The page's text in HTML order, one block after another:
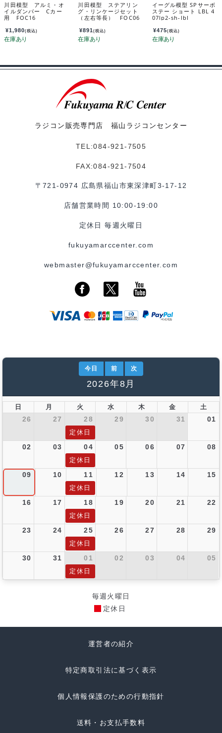
川田模型 アルミ・オ
イルダンパー Cカー
用 FOC16
¥1,980(税込)
川田模型 ステアリン
グ・リンケージセット
（左右等長） FOC06
¥891(税込)
イーグル模型 SPサーボ
ステー ショート LBL 4
07lp2-sh-lbl
¥475(税込)
ラジコン販売専門店 福山ラジコンセンター
TEL:084-921-7505
FAX:084-921-7504
〒721-0974 広島県福山市東深津町3-17-12
店舗営業時間 10:00-19:00
定休日 毎週火曜日
fukuyamarccenter.com
webmaster@fukuyamarccenter.com
今日 前 次
2026年8月
日 月 火 水 木 金 土
26 27 28 29 30 31 01
定休日
02 03 04 05 06 07 08
定休日
09 10 11 12 13 14 15
定休日
16 17 18 19 20 21 22
定休日
23 24 25 26 27 28 29
定休日
30 31 01 02 03 04 05
定休日
毎週火曜日
定休日
運営者の紹介
特定商取引法に基づく表示
個人情報保護のための行動指針
送料・お支払手数料